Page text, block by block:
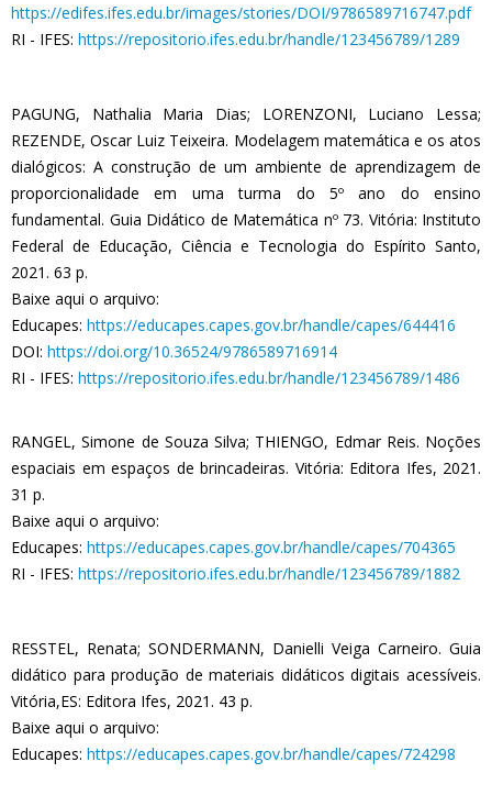
https://edifes.ifes.edu.br/images/stories/DOI/9786589716747.pdf
RI - IFES: https://repositorio.ifes.edu.br/handle/123456789/1289
PAGUNG, Nathalia Maria Dias; LORENZONI, Luciano Lessa;
REZENDE, Oscar Luiz Teixeira. Modelagem matemática e os atos
dialógicos: A construção de um ambiente de aprendizagem de
proporcionalidade em uma turma do 5º ano do ensino
fundamental. Guia Didático de Matemática nº 73. Vitória: Instituto
Federal de Educação, Ciência e Tecnologia do Espírito Santo,
2021. 63 p.
Baixe aqui o arquivo:
Educapes: https://educapes.capes.gov.br/handle/capes/644416
DOI: https://doi.org/10.36524/9786589716914
RI - IFES: https://repositorio.ifes.edu.br/handle/123456789/1486
RANGEL, Simone de Souza Silva; THIENGO, Edmar Reis. Noções
espaciais em espaços de brincadeiras. Vitória: Editora Ifes, 2021.
31 p.
Baixe aqui o arquivo:
Educapes: https://educapes.capes.gov.br/handle/capes/704365
RI - IFES: https://repositorio.ifes.edu.br/handle/123456789/1882
RESSTEL, Renata; SONDERMANN, Danielli Veiga Carneiro. Guia
didático para produção de materiais didáticos digitais acessíveis.
Vitória,ES: Editora Ifes, 2021. 43 p.
Baixe aqui o arquivo:
Educapes: https://educapes.capes.gov.br/handle/capes/724298